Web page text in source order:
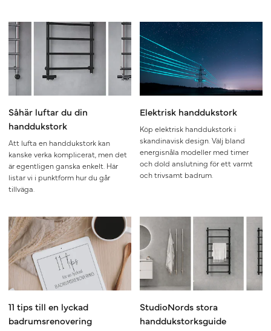
Såhär luftar du din
handdukstork
Att lufta en handdukstork kan
kanske verka komplicerat, men det
är egentligen ganska enkelt. Här
listar vi i punktform hur du går
tillväga.
Elektrisk handdukstork
Köp elektrisk handdukstork i
skandinavisk design. Välj bland
energisnåla modeller med timer
och dold anslutning för ett varmt
och trivsamt badrum.
11 tips till en lyckad
badrumsrenovering
StudioNords stora
handdukstorksguide